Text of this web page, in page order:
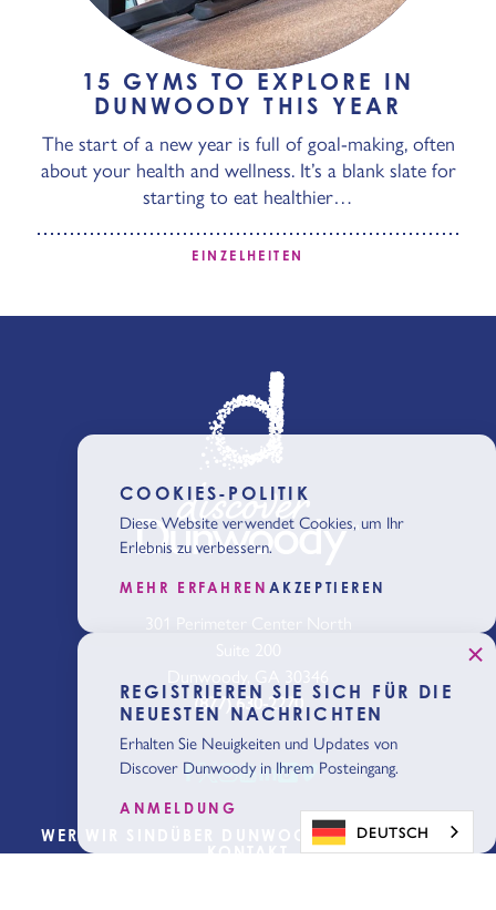
15 GYMS TO EXPLORE IN
DUNWOODY THIS YEAR
The start of a new year is full of goal-making, often
about your health and wellness. It’s a blank slate for
starting to eat healthier…
EINZELHEITEN
301 Perimeter Center North
(877) 630-2270
WER WIR SIND ÜBER DUNWOODYBLOGMEDIEN
COOKIES-POLITIK
Diese Website verwendet Cookies, um Ihr
Erlebnis zu verbessern.
MEHR ERFAHREN AKZEPTIEREN
REGISTRIEREN SIE SICH FÜR DIE
NEUESTEN NACHRICHTEN
Erhalten Sie Neuigkeiten und Updates von
Discover Dunwoody in Ihrem Posteingang.
ANMELDUNG
DEUTSCH